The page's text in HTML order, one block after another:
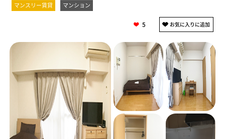
マンスリー賃貸 マンション
5